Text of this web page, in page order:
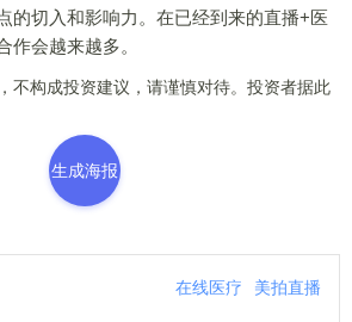
的切入和影响力。在已经到来的直播+医
作会越来越多。
构成投资建议，请谨慎对待。投资者据此
生成海报
在线医疗 美拍直播